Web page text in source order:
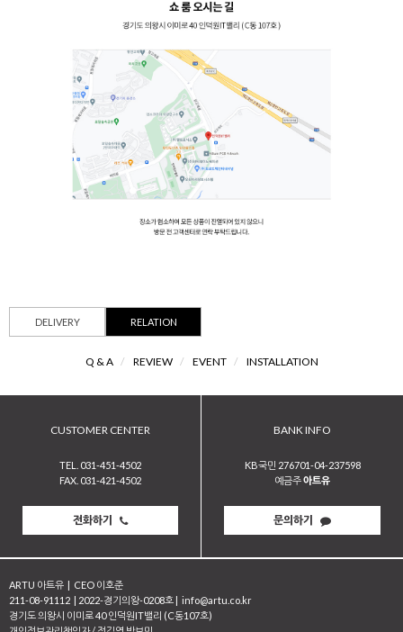
DELIVERY RELATION
Q & A / REVIEW / EVENT / INSTALLATION
CUSTOMER CENTER
TEL. 031-451-4502
FAX. 031-421-4502
전화하기
BANK INFO
KB국민 276701-04-237598
예금주아트유
문의하기
ARTU 아트유 | CEO 이호준
211-08-91112 | 2022-경기의왕-0208호 | info@artu.co.kr
경기도 의왕시 이미로 40 인덕원IT밸리 (C동107호)